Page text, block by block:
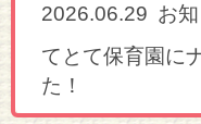
2026.06.29 お
てとて保育園に
た！